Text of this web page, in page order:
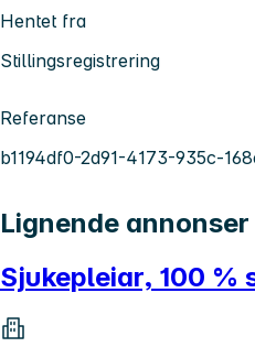
Hentet fra
Stillingsregistrering
Referanse
b1194df0-2d91-4173-935c-
Lignende annonser
Sjukepleiar, 100 %